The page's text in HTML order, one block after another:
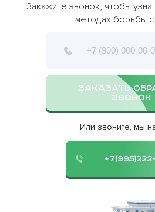
Закажите звонок, чтобы
методах борьбы
ЗАКАЗАТЬ
ЗВОНОК
Или звоните, мы